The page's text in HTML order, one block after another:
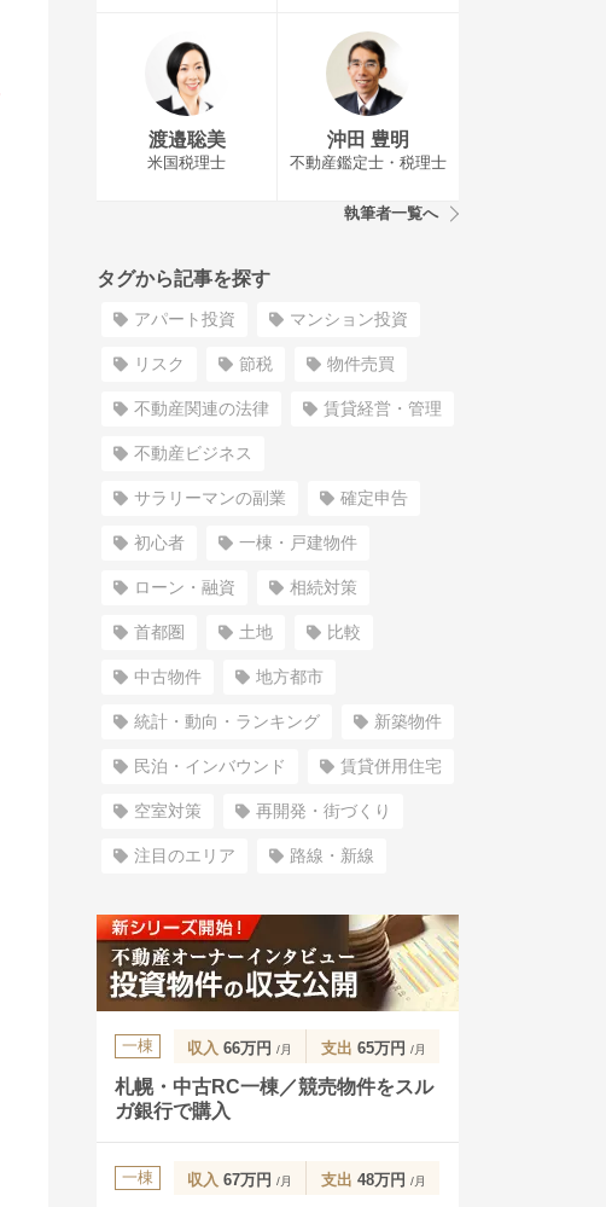
渡邉聡美
米国税理士
沖田 豊明
不動産鑑定士・税理士
執筆者一覧へ
タグから記事を探す
アパート投資 マンション投資
リスク 節税 物件売買
不動産関連の法律 賃貸経営・管理
不動産ビジネス
サラリーマンの副業 確定申告
初心者 一棟・戸建物件
ローン・融資 相続対策
首都圏 土地 比較
中古物件 地方都市
統計・動向・ランキング 新築物件
民泊・インバウンド 賃貸併用住宅
空室対策 再開発・街づくり
注目のエリア 路線・新線
一棟 収入 66万円 /月 支出 65万円 /月
札幌・中古RC一棟／競売物件をスル
ガ銀行で購入
一棟 収入 67万円 /月 支出 48万円 /月